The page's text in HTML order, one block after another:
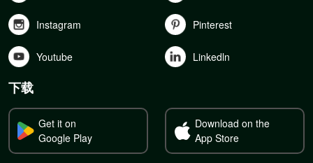
Instagram Pinterest
Youtube Linkedln
下载
Get it on
Google Play
Download on the
App Store